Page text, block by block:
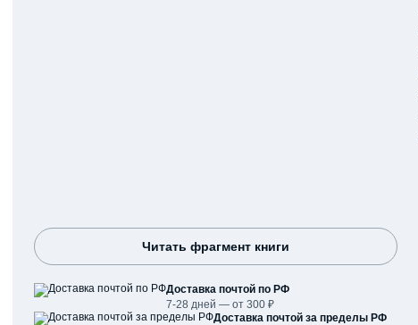
Читать фрагмент книги
Доставка почтой по РФ
7-28 дней — от 300 ₽
Доставка почтой за пределы РФ